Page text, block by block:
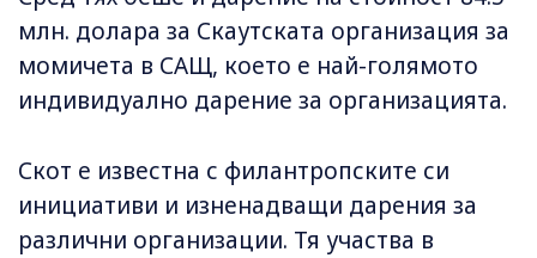
млн. долара за Скаутската организация за
момичета в САЩ, което е най-голямото
индивидуално дарение за организацията.
Скот е известна с филантропските си
инициативи и изненадващи дарения за
различни организации. Тя участва в